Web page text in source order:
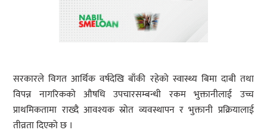
सरकारले विगत आर्थिक वर्षदेखि बाँकी रहेको स्वास्थ्य बिमा दाबी तथा
विपन्न नागरिकको औषधि उपचारसम्बन्धी रकम भुक्तानीलाई उच्च
प्राथमिकतामा राख्दै आवश्यक स्रोत व्यवस्थापन र भुक्तानी प्रक्रियालाई
तीव्रता दिएको छ ।